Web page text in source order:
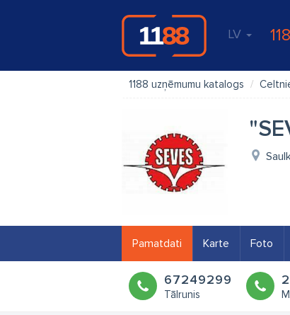
LV
1188 uzņēmumu katalogs
Pamatdati Karte Foto
67249299
Tālrunis